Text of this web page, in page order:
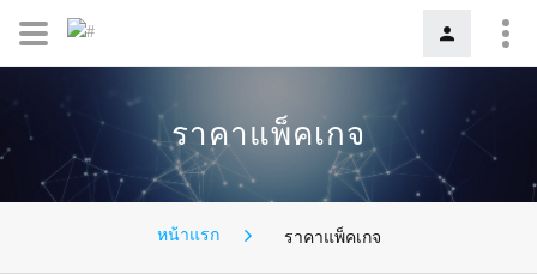
ราคาแพ็คเกจ
หน้าแรก ราคาแพ็คเกจ